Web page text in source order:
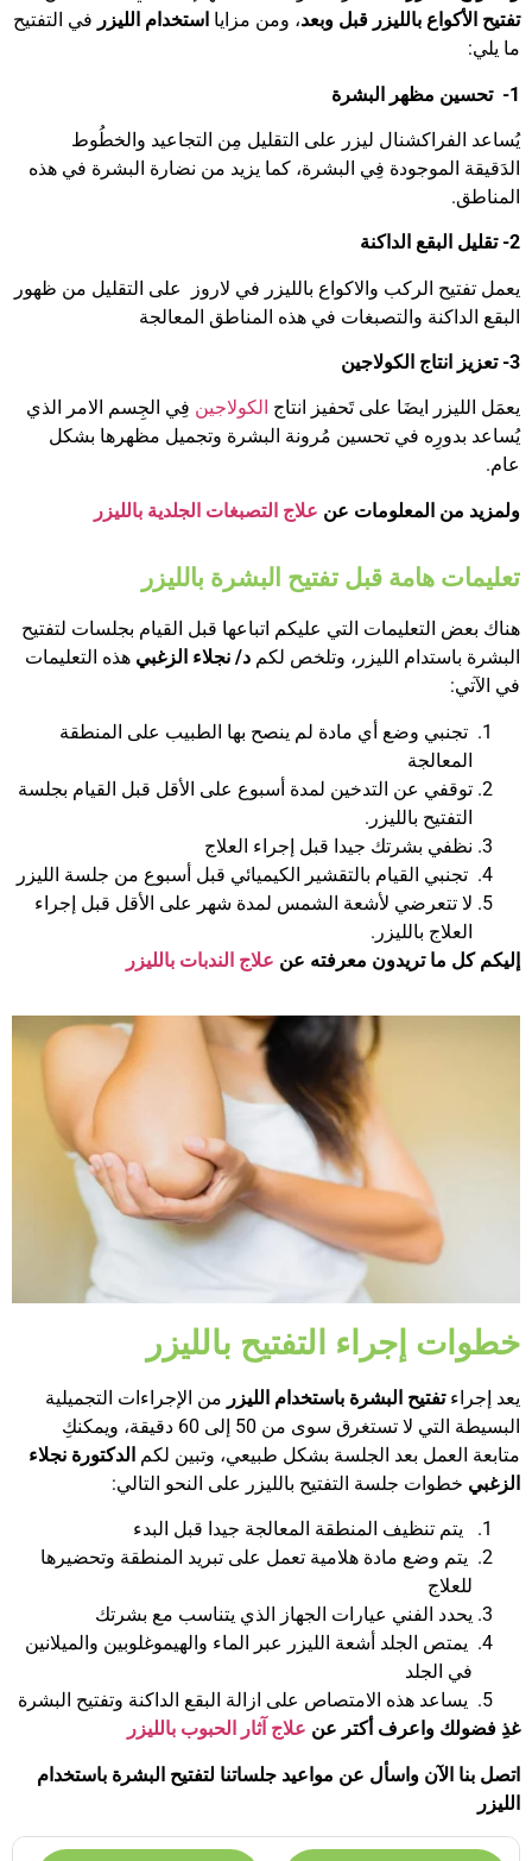
تفتيح الأكواع بالليزر قبل وبعد، ومن مزايا استخدام الليزر في التفتيح
ما يلي:
1- تحسين مظهر البشرة
يُساعد الفراكشنال ليزر على التقليل مِن التجاعيد والخطُوط
الدَقيقة الموجودة فِي البشرة، كما يزيد من نضارة البشرة في هذه
المناطق.
2- تقليل البقع الداكنة
يعمل تفتيح الركب والاكواع بالليزر في لاروز على التقليل من ظهور
البقع الداكنة والتصبغات في هذه المناطق المعالجة
3- تعزيز انتاج الكولاجين
يعمَل الليزر ايضَا على تَحفيز انتاج الكولاجين فِي الجِسم الامر الذي
يُساعد بدورِه في تحسين مُرونة البشرة وتجميل مظهرها بشكل
عام.
ولمزيد من المعلومات عن علاج التصبغات الجلدية بالليزر
تعليمات هامة قبل تفتيح البشرة بالليزر
هناك بعض التعليمات التي عليكم اتباعها قبل القيام بجلسات لتفتيح
البشرة باستدام الليزر، وتلخص لكم د/ نجلاء الزغبي هذه التعليمات
في الآتي:
تجنبي وضع أي مادة لم ينصح بها الطبيب على المنطقة
المعالجة
توقفي عن التدخين لمدة أسبوع على الأقل قبل القيام بجلسة
التفتيح بالليزر.
نظفي بشرتك جيدا قبل إجراء العلاج
تجنبي القيام بالتقشير الكيميائي قبل أسبوع من جلسة الليزر
لا تتعرضي لأشعة الشمس لمدة شهر على الأقل قبل إجراء
العلاج بالليزر.
إليكم كل ما تريدون معرفته عن علاج الندبات بالليزر
خطوات إجراء التفتيح بالليزر
يعد إجراءتفتيح البشرة باستخدام الليزر من الإجراءات التجميلية
البسيطة التي لا تستغرق سوى من 50 إلى 60 دقيقة، ويمكنكِ
متابعة العمل بعد الجلسة بشكل طبيعي، وتبين لكم الدكتورة نجلاء
الزغبي خطوات جلسة التفتيح بالليزر على النحو التالي:
يتم تنظيف المنطقة المعالجة جيدا قبل البدء
يتم وضع مادة هلامية تعمل على تبريد المنطقة وتحضيرها
للعلاج
يحدد الفني عيارات الجهاز الذي يتناسب مع بشرتك
يمتص الجلد أشعة الليزر عبر الماء والهيموغلوبين والميلانين
في الجلد
يساعد هذه الامتصاص على ازالة البقع الداكنة وتفتيح البشرة
غذِ فضولك واعرف أكتر عن علاج آثار الحبوب بالليزر
اتصل بنا الآن واسأل عن مواعيد جلساتنا لتفتيح البشرة باستخدام
الليزر